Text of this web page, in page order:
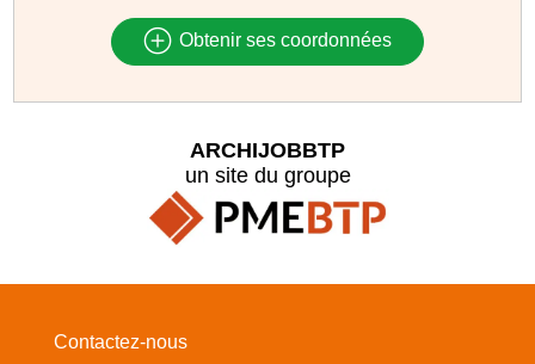
Obtenir ses coordonnées
ARCHIJOBBTP
un site du groupe
Contactez-nous